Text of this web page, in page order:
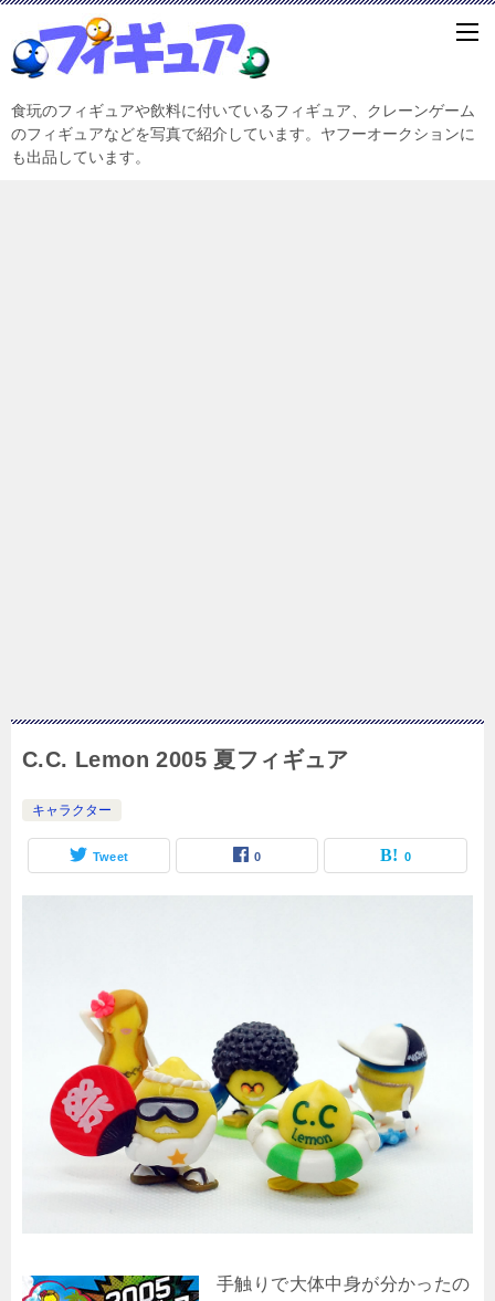
食玩のフィギュアや飲料に付いているフィギュア、クレーンゲーム
のフィギュアなどを写真で紹介しています。ヤフーオークションに
も出品しています。
C.C. Lemon 2005 夏フィギュア
キャラクター
Tweet 0 0
手触りで大体中身が分かったの